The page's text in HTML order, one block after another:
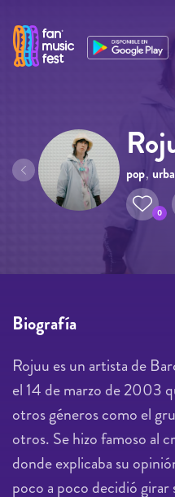
pop,
0
Biografía
Rojuu es un artista de
el 14 de marzo de 2003
otros géneros como el
otros. Se hizo famoso al
donde explicaba su
poco a poco decidió girar